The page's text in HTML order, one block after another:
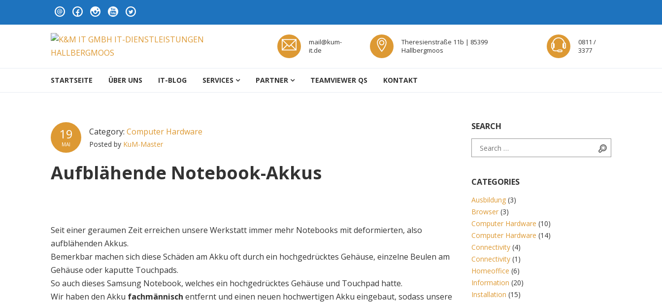
Skip to navigation
Skip to content
0811 /
3377
Theresienstraße 11b | 85399
Hallbergmoos
mail@kum-
it.de
STARTSEITE ÜBER UNS IT-BLOG SERVICES PARTNER TEAMVIEWER QS KONTAKT
19
MAI
Category: Computer Hardware
Posted by KuM-Master
Aufblähende Notebook-Akkus
Seit einer geraumen Zeit erreichen unsere Werkstatt immer mehr Notebooks mit deformierten, also
aufblähenden Akkus.
Bemerkbar machen sich diese Schäden am Akku oft durch ein hochgedrücktes Gehäuse, einzelne Beulen am
Gehäuse oder kaputte Touchpads.
So auch dieses Samsung Notebook, welches ein hochgedrücktes Gehäuse und Touchpad hatte.
Wir haben den Akku fachmännisch entfernt und einen neuen hochwertigen Akku eingebaut, sodass unsere
SEARCH
Search for:
CATEGORIES
Ausbildung(3)
Browser(3)
Computer Hardware (10)
Computer Hardware (14)
Connectivity(4)
Connectivity(1)
Homeoffice (6)
Information (20)
Installation (15)